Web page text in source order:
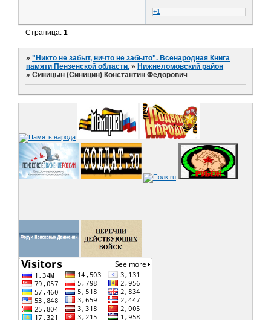
+1
Страница:1
»"Никто не забыт, ничто не забыто". Всенародная Книга
памяти Пензенской области. » Нижнеломовский район
»Синицын (Синицин) Константин Федорович